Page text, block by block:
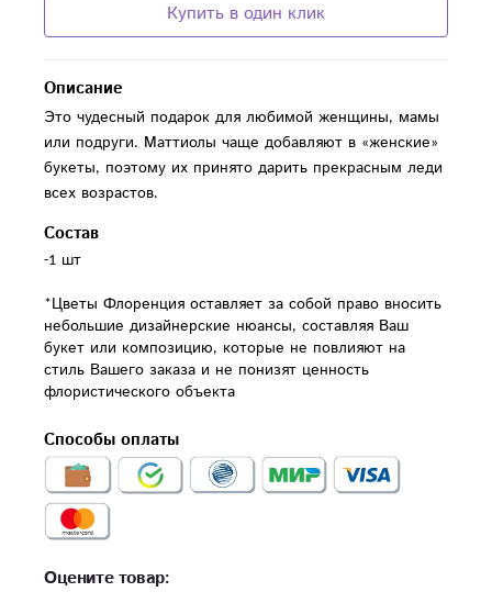
Купить в один клик
Описание
Это чудесный подарок для любимой женщины, мамы
или подруги. Маттиолы чаще добавляют в «женские»
букеты, поэтому их принято дарить прекрасным леди
всех возрастов.
Состав
-1 шт
*Цветы Флоренция оставляет за собой право вносить
небольшие дизайнерские нюансы, составляя Ваш
букет или композицию, которые не повлияют на
стиль Вашего заказа и не понизят ценность
флористического объекта
Способы оплаты
Оцените товар: